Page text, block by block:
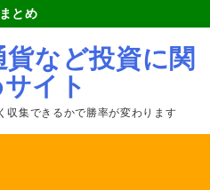
とめ
など投資に関
イト
収集できるかで勝率が変わります